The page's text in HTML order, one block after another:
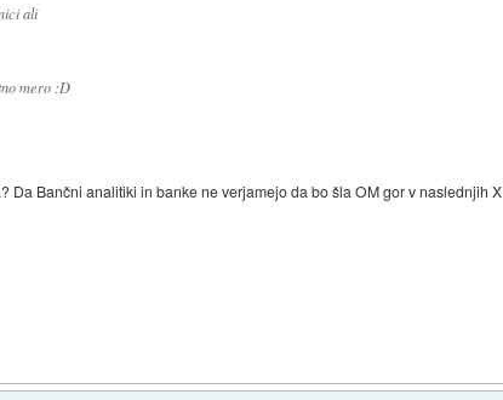
ali
mero :D
Da Bančni analitiki in banke ne verjamejo da bo šla OM gor v naslednjih X